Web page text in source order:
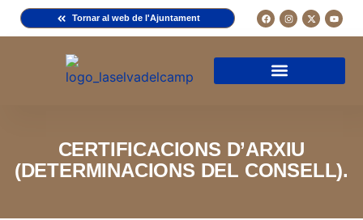
Tornar al web de l'Ajuntament
CERTIFICACIONS D’ARXIU
(DETERMINACIONS DEL CONSELL).